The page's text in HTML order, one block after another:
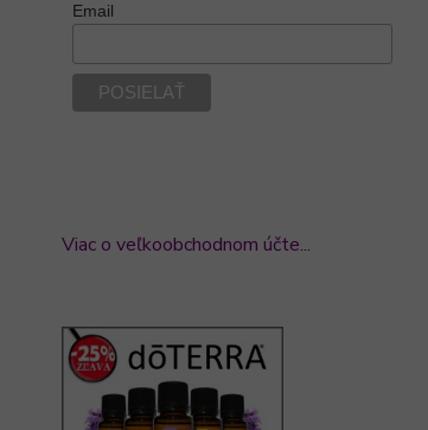
Email
Viac o veľkoobchodnom účte...